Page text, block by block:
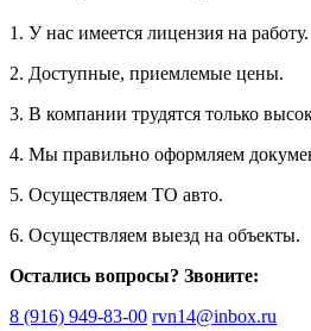
1. У нас имеется лицензия на работу.
2. Доступные, приемлемые цены.
3. В компании трудятся только
4. Мы правильно оформляем
5. Осуществляем ТО авто.
6. Осуществляем выезд на объекты.
Остались вопросы? Звоните:
8 (916) 949-83-00 rvn14@inbox.ru